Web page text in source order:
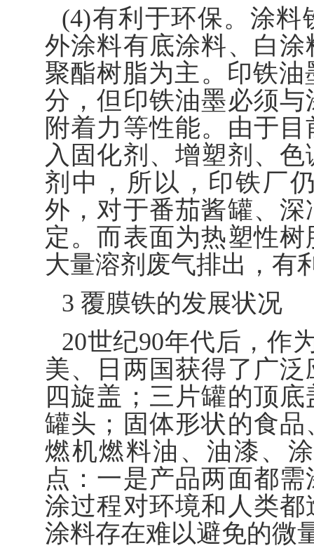
(4)有利于环保。涂
外涂料有底涂料、白
聚酯树脂为主。印铁
分，但印铁油墨必须
附着力等性能。由于
入固化剂、增塑剂、
剂中，所以，印铁厂
外，对于番茄酱罐、
定。而表面为热塑性
大量溶剂废气排出，有
3 覆膜铁的发展状况
20世纪90年代后，作
美、日两国获得了广
四旋盖；三片罐的顶
罐头；固体形状的食
燃机燃料油、油漆、
点：一是产品两面都
涂过程对环境和人类
涂料存在难以避免的微